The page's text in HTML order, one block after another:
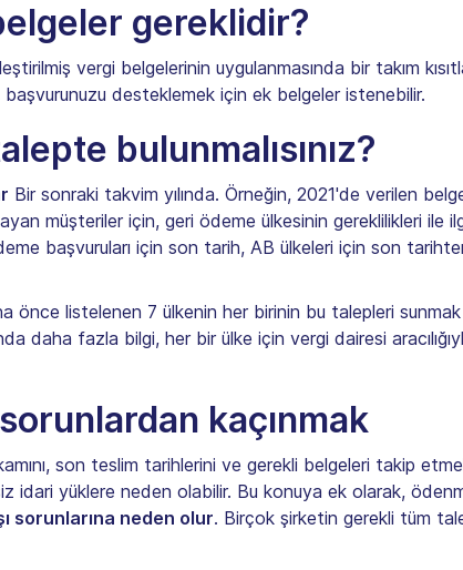
gereklidir?
vergi belgelerinin uygulanmasında bir takım
başvurunuzu desteklemek için ek belgeler istenebilir.
bulunmalısınız?
Bir sonraki takvim yılında. Örneğin, 2021'de verilen
müşteriler için, geri ödeme ülkesinin gereklilikleri ile
başvuruları için son tarih, AB ülkeleri için son
önce listelenen 7 ülkenin her birinin bu talepleri
daha fazla bilgi, her bir ülke için vergi dairesi
kaçınmak
son teslim tarihlerini ve gerekli belgeleri takip
idari yüklere neden olabilir. Bu konuya ek olarak,
sorunlarına neden olur. Birçok şirketin gerekli tüm